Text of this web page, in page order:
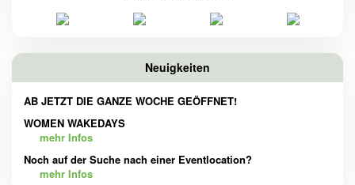
Neuigkeiten
AB JETZT DIE GANZE WOCHE GEÖFFNET!
WOMEN WAKEDAYS
mehr Infos
Noch auf der Suche nach einer Eventlocation?
mehr Infos